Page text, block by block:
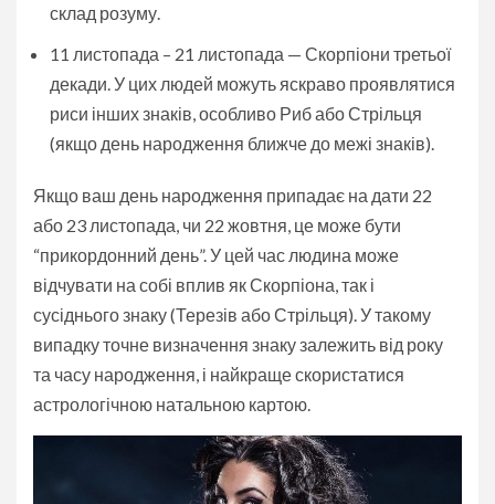
склад розуму.
11 листопада – 21 листопада — Скорпіони третьої
декади. У цих людей можуть яскраво проявлятися
риси інших знаків, особливо Риб або Стрільця
(якщо день народження ближче до межі знаків).
Якщо ваш день народження припадає на дати 22
або 23 листопада, чи 22 жовтня, це може бути
“прикордонний день”. У цей час людина може
відчувати на собі вплив як Скорпіона, так і
сусіднього знаку (Терезів або Стрільця). У такому
випадку точне визначення знаку залежить від року
та часу народження, і найкраще скористатися
астрологічною натальною картою.